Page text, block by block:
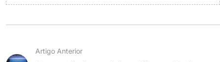
Artigo Anterior